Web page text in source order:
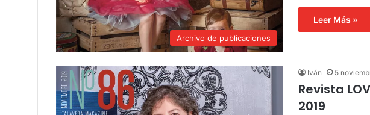
Archivo de publicaciones
Leer Más »
Iván 5
Revista
2019